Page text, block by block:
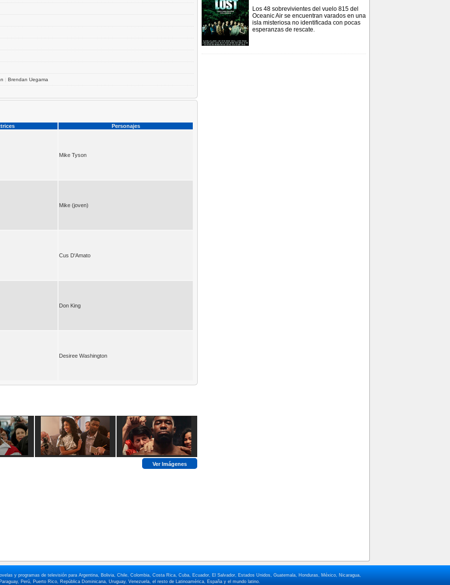
| Brendan Uegama
Personajes
Mike Tyson
Mike (joven)
Cus D'Amato
Don King
Desiree Washington
Ver Imágenes
Los 48 sobrevivientes del vuelo 815 del
Oceanic Air se encuentran varados en una
isla misteriosa no identificada con pocas
esperanzas de rescate.
y programas de televisión para Argentina, Bolivia, Chile, Colombia, Costa Rica, Cuba, Ecuador, El Salvador, Estados Unidos, Guatemala, Honduras, México, Nicaragua,
Perú, Puerto Rico, República Dominicana, Uruguay, Venezuela, el resto de Latinoamérica, España y el mundo latino.